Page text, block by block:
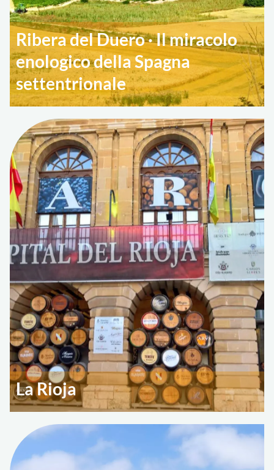
Ribera del Duero · Il miracolo
enologico della Spagna
settentrionale
La Rioja